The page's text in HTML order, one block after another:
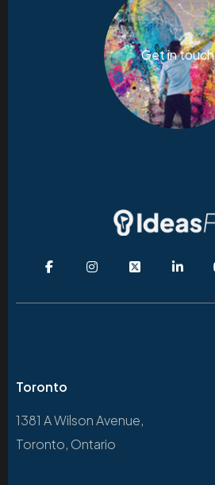
Get in touch
Toronto
1381 A Wilson Avenue,
Toronto, Ontario